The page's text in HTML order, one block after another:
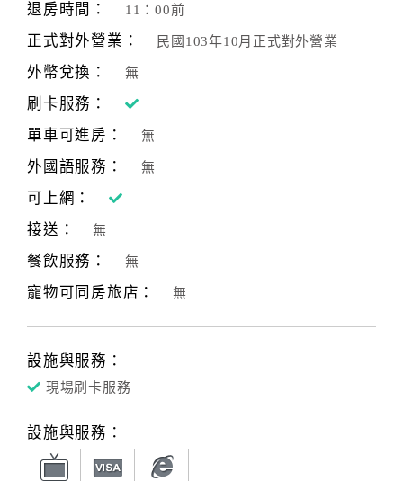
退房時間： 11：00前
正式對外營業： 民國103年10月正式對外營業
外幣兌換： 無
刷卡服務：
單車可進房：
無
外國語服務： 無
可上網：
接送：
無
餐飲服務： 無
寵物可同房旅店： 無
設施與服務：
現場刷卡服務
設施與服務：